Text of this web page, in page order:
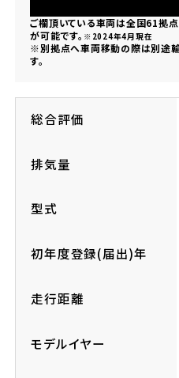
ご欄頂いている車両は全国61拠
が可能です。 ※2024年4月現在
※別拠点へ車両移動の際は別途
す。
総合評価
排気量
型式
初年度登録(届出)年
走行距離
モデルイヤー
ホンダドリーム 横
ホンダドリーム 川
千葉県
兵庫県
ホンダドリーム 尼崎
ホンダドリーム 姫路
ホンダドリーム 西
奈良県
ホンダドリーム 奈良
高知県
ホンダドリーム 高